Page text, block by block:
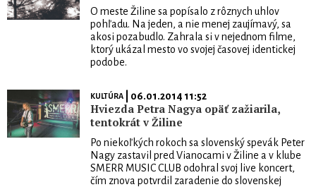
O meste Žiline sa popísalo z rôznych uhlov
pohľadu. Na jeden, a nie menej zaujímavý, sa
akosi pozabudlo. Zahrala si v nejednom filme,
ktorý ukázal mesto vo svojej časovej identickej
podobe.
KULTÚRA| 06.01.2014 11:52
Hviezda Petra Nagya opäť zažiarila,
tentokrát v Žiline
Po niekoľkých rokoch sa slovenský spevák Peter
Nagy zastavil pred Vianocami v Žiline a v klube
SMERR MUSIC CLUB odohral svoj live koncert,
čím znova potvrdil zaradenie do slovenskej